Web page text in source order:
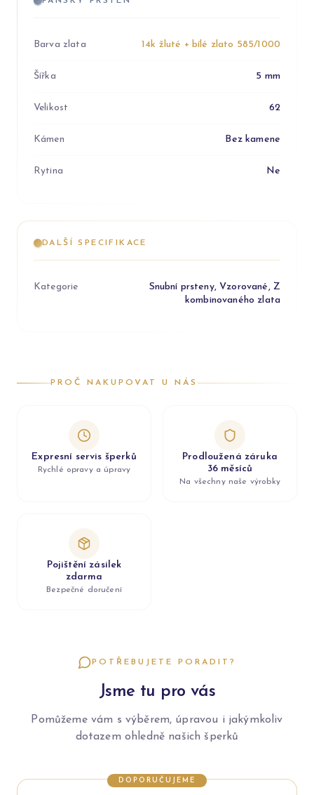
Barva zlata 14k žluté + bílé zlato 585/1000
Šířka 5 mm
Velikost 62
Kámen Bez kamene
Rytina Ne
DALŠÍ SPECIFIKACE
Kategorie
Snubní prsteny, Vzorované, Z
kombinovaného zlata
PROČ NAKUPOVAT U NÁS
Expresní servis šperků
Rychlé opravy a úpravy
Prodloužená záruka
36 měsíců
Na všechny naše výrobky
Pojištění zásilek
zdarma
Bezpečné doručení
POTŘEBUJETE PORADIT?
Jsme tu pro vás
Pomůžeme vám s výběrem, úpravou i jakýmkoliv
dotazem ohledně našich šperků
DOPORUČUJEME